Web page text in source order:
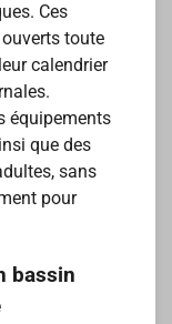
Ces
toute
calendrier
équipements
que des
sans
pour
bassin